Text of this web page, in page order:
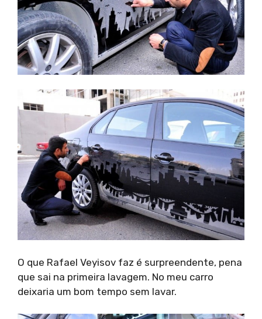
O que Rafael Veyisov faz é surpreendente, pena
que sai na primeira lavagem. No meu carro
deixaria um bom tempo sem lavar.